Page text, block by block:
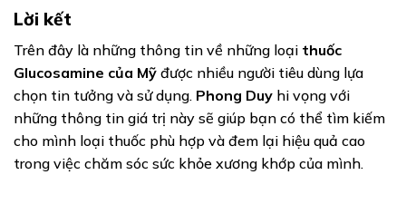
Lời kết
Trên đây là những thông tin về những loại thuốc
Glucosamine của Mỹ được nhiều người tiêu dùng lựa
chọn tin tưởng và sử dụng. Phong Duy hi vọng với
những thông tin giá trị này sẽ giúp bạn có thể tìm kiếm
cho mình loại thuốc phù hợp và đem lại hiệu quả cao
trong việc chăm sóc sức khỏe xương khớp của mình.